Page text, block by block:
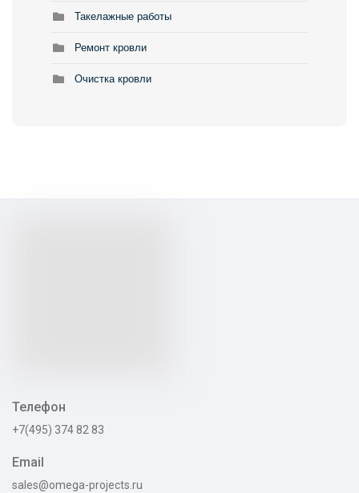
Такелажные работы
Ремонт кровли
Очистка кровли
Телефон
+7(495) 374 82 83
Email
sales@omega-projects.ru